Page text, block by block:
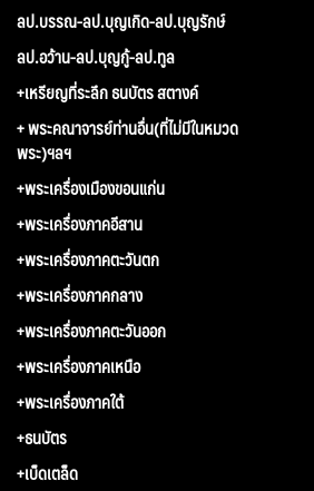
ลป.บรรณ-ลป.บุญเกิด-ลป.บุญรักษ์
ลป.อว้าน-ลป.บุญกู้-ลป.ทูล
+เหรียญที่ระลึก ธนบัตร สตางค์
+ พระคณาจารย์ท่านอื่น(ที่ไม่มีในหมวด
พระ)ฯลฯ
+พระเครื่องเมืองขอนแก่น
+พระเครื่องภาคอีสาน
+พระเครื่องภาคตะวันตก
+พระเครื่องภาคกลาง
+พระเครื่องภาคตะวันออก
+พระเครื่องภาคเหนือ
+พระเครื่องภาคใต้
+ธนบัตร
+เบ็ดเตล็ด